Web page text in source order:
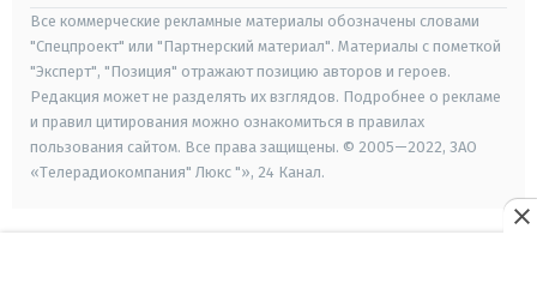
Все коммерческие рекламные материалы обозначены словами
"Спецпроект" или "Партнерский материал". Материалы с пометкой
"Эксперт", "Позиция" отражают позицию авторов и героев.
Редакция может не разделять их взглядов. Подробнее о рекламе
и правил цитирования можно ознакомиться в правилах
пользования сайтом. Все права защищены. © 2005—2022, ЗАО
«Телерадиокомпания" Люкс "», 24 Канал.